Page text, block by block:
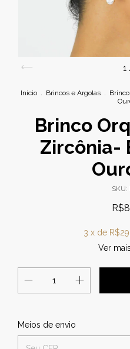
1
Início . Brincos e Argolas .
Brinco
Zircônia-
SKU:
3 x de
Ver
Entregas para o CEP:
Meios de envio